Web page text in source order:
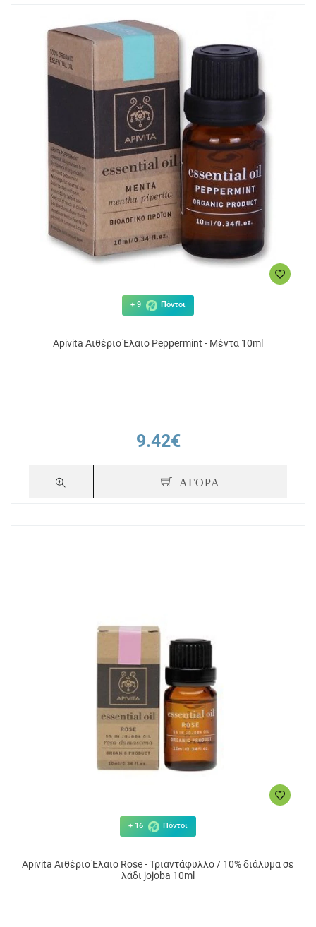
+ 9 Πόντοι
Apivita Αιθέριο Έλαιο Peppermint - Μέντα 10ml
9.42€
ΑΓΟΡΑ
+ 16 Πόντοι
Apivita Αιθέριο Έλαιο Rose - Τριαντάφυλλο / 10% διάλυμα σε
λάδι jojoba 10ml